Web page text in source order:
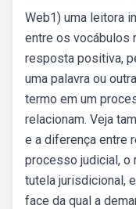
Web1) uma leitora
entre os vocábulos
resposta positiva,
uma palavra ou
termo em um
relacionam. Veja
e a diferença entre
processo judicial, o
tutela jurisdicional,
face da qual a